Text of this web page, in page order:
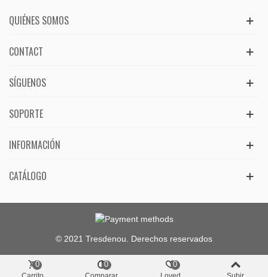
QUIÉNES SOMOS
CONTACT
SÍGUENOS
SOPORTE
INFORMACIÓN
CATÁLOGO
© 2021 Tresdenou. Derechos reservados
0 0 0